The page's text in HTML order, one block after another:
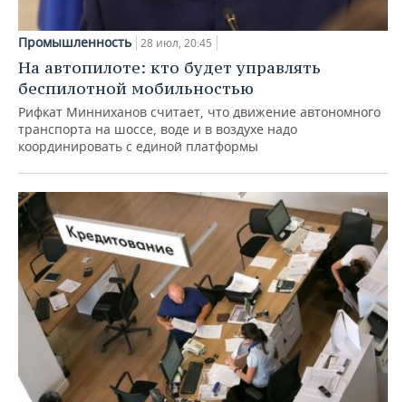
Промышленность 28 июл, 20:45
На автопилоте: кто будет управлять
беспилотной мобильностью
Рифкат Минниханов считает, что движение автономного
транспорта на шоссе, воде и в воздухе надо
координировать с единой платформы